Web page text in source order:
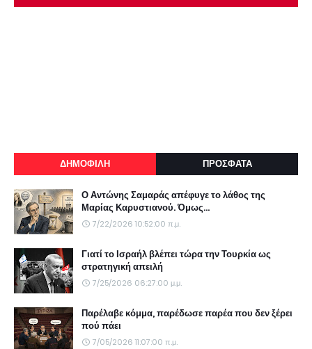
ΔΗΜΟΦΙΛΗ ΠΡΟΣΦΑΤΑ
Ο Αντώνης Σαμαράς απέφυγε το λάθος της
Μαρίας Καρυστιανού. Όμως...
7/22/2026 10:52:00 π.μ.
Γιατί το Ισραήλ βλέπει τώρα την Τουρκία ως
στρατηγική απειλή
7/25/2026 06:27:00 μ.μ.
Παρέλαβε κόμμα, παρέδωσε παρέα που δεν ξέρει
πού πάει
7/05/2026 11:07:00 π.μ.